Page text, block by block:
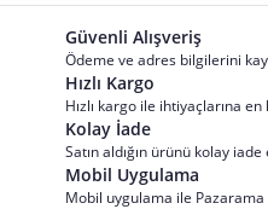
Güvenli Alışveriş
Ödeme ve adres bilgilerini
Hızlı Kargo
Hızlı kargo ile ihtiyaçlarına
Kolay İade
Satın aldığın ürünü kolay
Mobil Uygulama
Mobil uygulama ile